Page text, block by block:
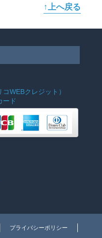
↑上へ戻る
コWEBクレジット）
ード
プライバシーポリシー